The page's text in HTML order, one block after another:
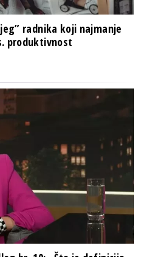
radnika koji najmanje
produktivnost